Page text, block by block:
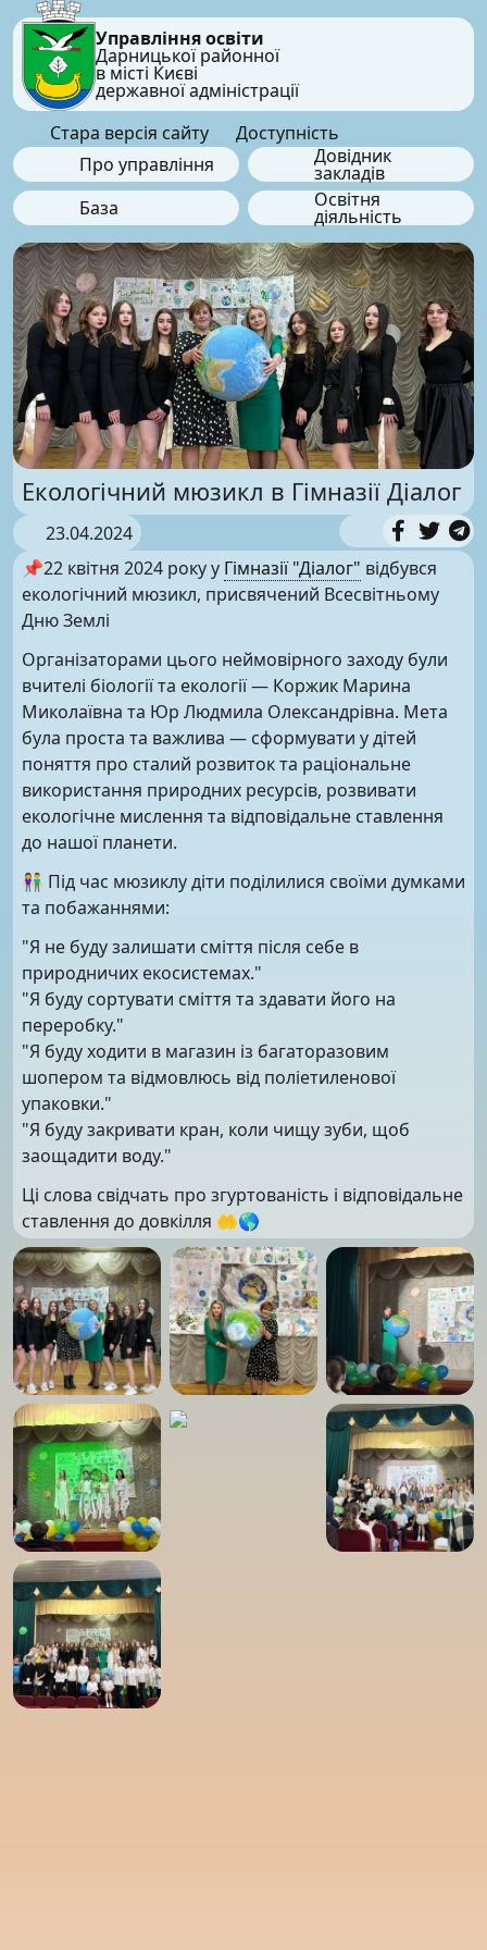
Управління освіти
Дарницької районної
в місті Києві
державної адміністрації
Стара версія сайту
Доступність
Про управління
Довідник
закладів
База
Освітня
діяльність
Екологічний мюзикл в Гімназії Діалог
23.04.2024
📌22 квітня 2024 року у Гімназії "Діалог" відбувся
екологічний мюзикл, присвячений Всесвітньому
Дню Землі
Організаторами цього неймовірного заходу були
вчителі біології та екології — Коржик Марина
Миколаївна та Юр Людмила Олександрівна. Мета
була проста та важлива — сформувати у дітей
поняття про сталий розвиток та раціональне
використання природних ресурсів, розвивати
екологічне мислення та відповідальне ставлення
до нашої планети.
👫 Під час мюзиклу діти поділилися своїми думками
та побажаннями:
"Я не буду залишати сміття після себе в
природничих екосистемах."
"Я буду сортувати сміття та здавати його на
переробку."
"Я буду ходити в магазин із багаторазовим
шопером та відмовлюсь від поліетиленової
упаковки."
"Я буду закривати кран, коли чищу зуби, щоб
заощадити воду."
Ці слова свідчать про згуртованість і відповідальне
ставлення до довкілля 🤲🌎